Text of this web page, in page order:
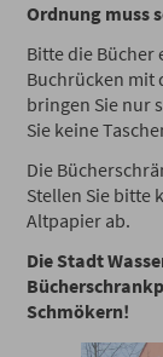
Ordnung muss
Bitte die Bücher
Buchrücken mit
bringen Sie nur
Sie keine
Die
Stellen Sie bitte
Altpapier ab.
Die Stadt
Schmökern!